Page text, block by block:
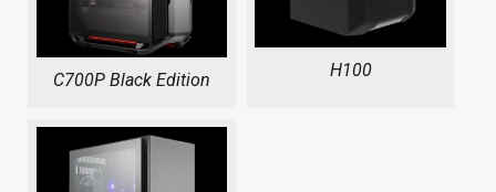
C700P Black Edition H100